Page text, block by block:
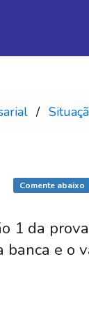
Comente abaixo
1 da
e o